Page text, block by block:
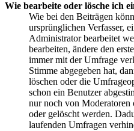
Wie bearbeite oder lösche ich
Wie bei den Beiträgen
ursprünglichen Verfasser,
Administrator bearbeitet
bearbeiten, ändere den
immer mit der Umfrage
Stimme abgegeben hat,
löschen oder die
schon ein Benutzer
nur noch von Moderatoren
oder gelöscht werden.
laufenden Umfragen